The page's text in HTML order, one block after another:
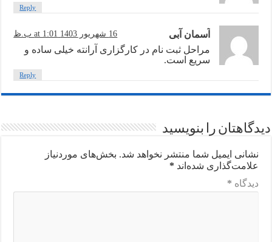
Reply
آسمان آبی 16 شهریور 1403 at 1:01 ب.ظ
مراحل ثبت نام در کارگزاری آرانته خیلی ساده و
سریع است.
Reply
دیدگاهتان را بنویسید
نشانی ایمیل شما منتشر نخواهد شد. بخش‌های موردنیاز
علامت‌گذاری شده‌اند *
دیدگاه *